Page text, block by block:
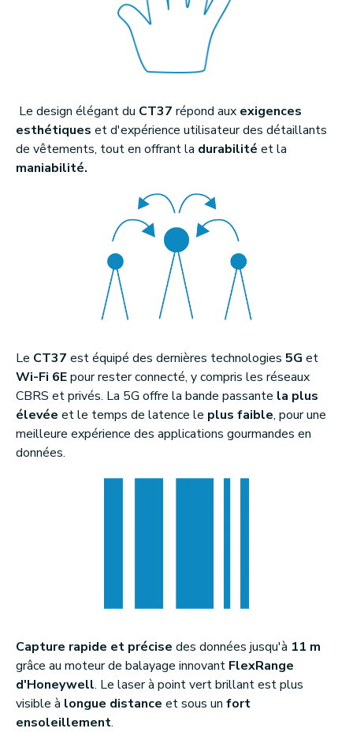
Le design élégant du CT37 répond aux exigences
esthétiques et d'expérience utilisateur des détaillants
de vêtements, tout en offrant la durabilité et la
maniabilité.
Le CT37 est équipé des dernières technologies 5G et
Wi-Fi 6Epour rester connecté, y compris les réseaux
CBRS et privés. La 5G offre la bande passante la plus
élevée et le temps de latence le plus faible, pour une
meilleure expérience des applications gourmandes en
données.
Capture rapide et précise des données jusqu'à 11 m
grâce au moteur de balayage innovant FlexRange
d'Honeywell. Le laser à point vert brillant est plus
visible à longue distance et sous un fort
ensoleillement.